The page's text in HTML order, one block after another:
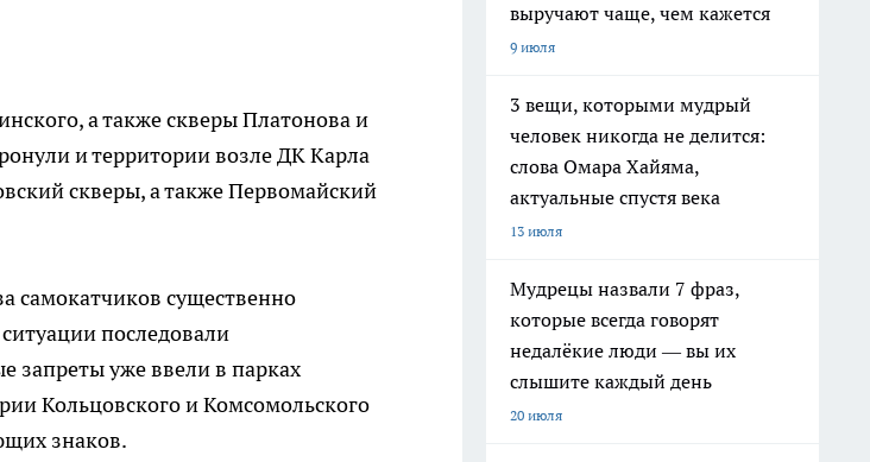
а также скверы Платонова и
и территории возле ДК Карла
скверы, а также Первомайский
самокатчиков существенно
последовали
запреты уже ввели в парках
Кольцовского и Комсомольского
знаков.
выручают чаще, чем кажется
9 июля
3 вещи, которыми мудрый
человек никогда не делится:
слова Омара Хайяма,
актуальные спустя века
13 июля
Мудрецы назвали 7 фраз,
которые всегда говорят
недалёкие люди — вы их
слышите каждый день
20 июля